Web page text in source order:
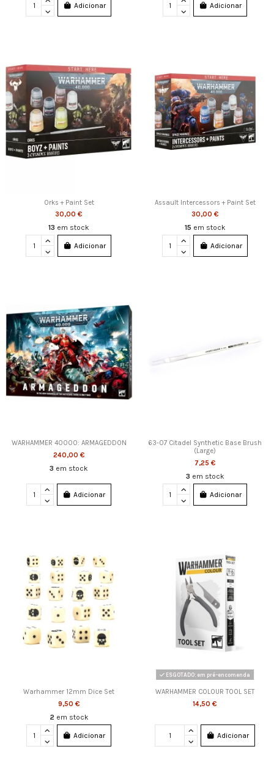
Adicionar Adicionar
Orks + Paint Set
30,00 €
13 em stock
Adicionar
Assault Intercessors + Paint Set
30,00 €
15 em stock
Adicionar
WARHAMMER 40000: ARMAGEDDON
240,00 €
3 em stock
Adicionar
63-07 Citadel Synthetic Base Brush
(Large)
7,25 €
3 em stock
Adicionar
Warhammer 12mm Dice Set
9,50 €
2 em stock
Adicionar
ESGOTADO: em pré-encomenda
WARHAMMER COLOUR TOOL SET
14,50 €
Adicionar